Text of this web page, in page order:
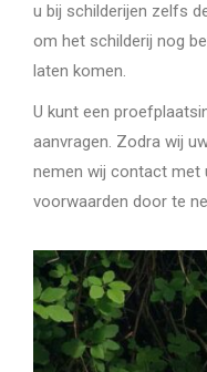
u bij schilderijen zelfs
om het schilderij nog
laten komen.
U kunt een
aanvragen. Zodra wij
nemen wij contact met
voorwaarden door te